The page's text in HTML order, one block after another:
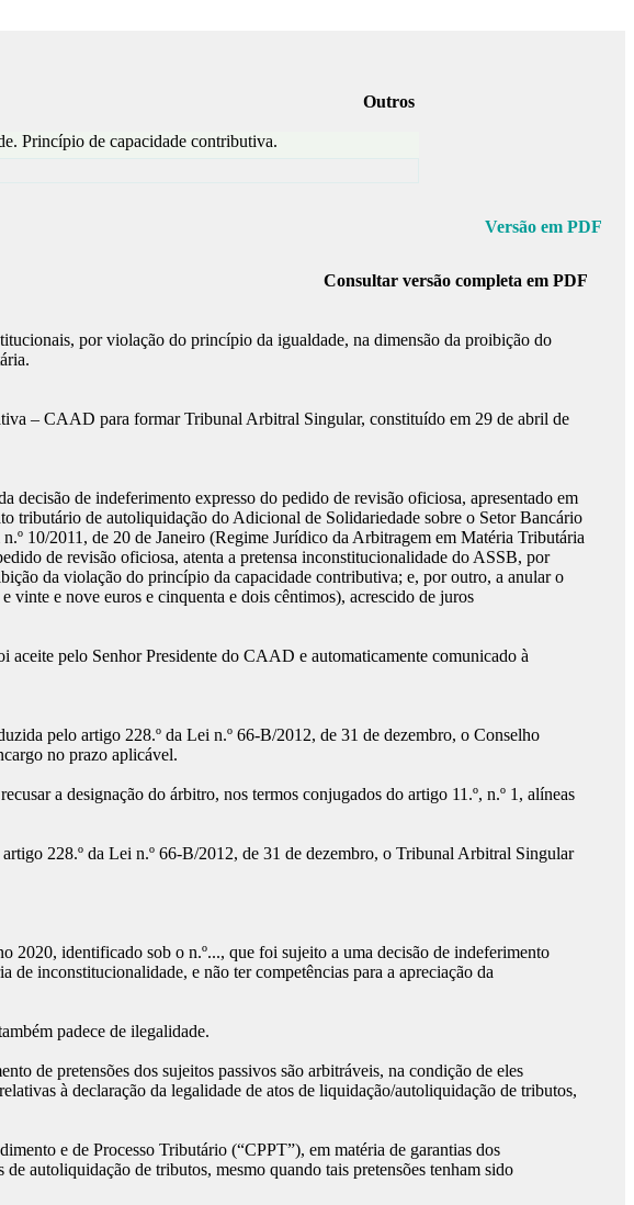
Outros
Princípio de capacidade contributiva.
Versão em PDF
Consultar versão completa em PDF
por violação do princípio da igualdade, na dimensão da proibição do
– CAAD para formar Tribunal Arbitral Singular, constituído em 29 de abril de
de indeferimento expresso do pedido de revisão oficiosa, apresentado em
tributário de autoliquidação do Adicional de Solidariedade sobre o Setor Bancário
10/2011, de 20 de Janeiro (Regime Jurídico da Arbitragem em Matéria Tributária
de revisão oficiosa, atenta a pretensa inconstitucionalidade do ASSB, por
da violação do princípio da capacidade contributiva; e, por outro, a anular o
e nove euros e cinquenta e dois cêntimos), acrescido de juros
pelo Senhor Presidente do CAAD e automaticamente comunicado à
pelo artigo 228.º da Lei n.º 66-B/2012, de 31 de dezembro, o Conselho
no prazo aplicável.
a designação do árbitro, nos termos conjugados do artigo 11.º, n.º 1, alíneas
228.º da Lei n.º 66-B/2012, de 31 de dezembro, o Tribunal Arbitral Singular
2020, identificado sob o n.º..., que foi sujeito a uma decisão de indeferimento
de inconstitucionalidade, e não ter competências para a apreciação da
padece de ilegalidade.
de pretensões dos sujeitos passivos são arbitráveis, na condição de eles
à declaração da legalidade de atos de liquidação/autoliquidação de tributos,
e de Processo Tributário (“CPPT”), em matéria de garantias dos
autoliquidação de tributos, mesmo quando tais pretensões tenham sido